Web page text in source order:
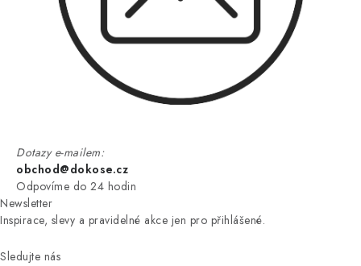
Dotazy e-mailem:
obchod@dokose.cz
Odpovíme do 24 hodin
Newsletter
Inspirace, slevy a pravidelné akce jen pro přihlášené.
Sledujte nás